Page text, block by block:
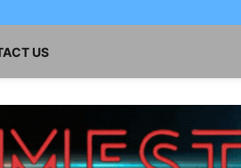
US